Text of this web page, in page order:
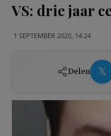
VS: drie jaar
1 SEPTEMBER 2020, 14:24
Delen 𝕏